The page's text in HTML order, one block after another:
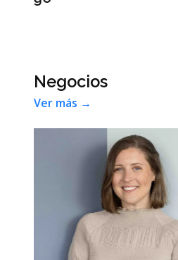
Negocios
Ver más →